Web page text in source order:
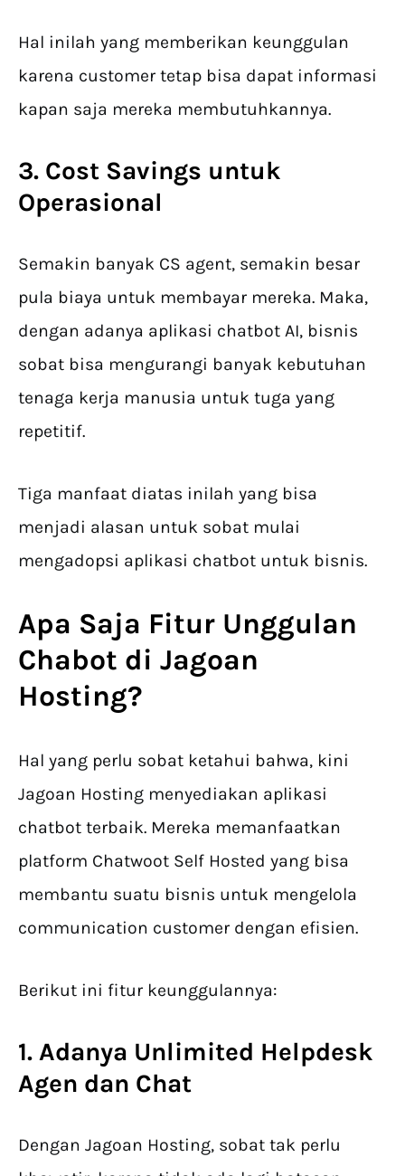
Hal inilah yang memberikan keunggulan
karena customer tetap bisa dapat informasi
kapan saja mereka membutuhkannya.
3. Cost Savings untuk
Operasional
Semakin banyak CS agent, semakin besar
pula biaya untuk membayar mereka. Maka,
dengan adanya aplikasi chatbot AI, bisnis
sobat bisa mengurangi banyak kebutuhan
tenaga kerja manusia untuk tuga yang
repetitif.
Tiga manfaat diatas inilah yang bisa
menjadi alasan untuk sobat mulai
mengadopsi aplikasi chatbot untuk bisnis.
Apa Saja Fitur Unggulan
Chabot di Jagoan
Hosting?
Hal yang perlu sobat ketahui bahwa, kini
Jagoan Hosting menyediakan aplikasi
chatbot terbaik. Mereka memanfaatkan
platform Chatwoot Self Hosted yang bisa
membantu suatu bisnis untuk mengelola
communication customer dengan efisien.
Berikut ini fitur keunggulannya:
1. Adanya Unlimited Helpdesk
Agen dan Chat
Dengan Jagoan Hosting, sobat tak perlu